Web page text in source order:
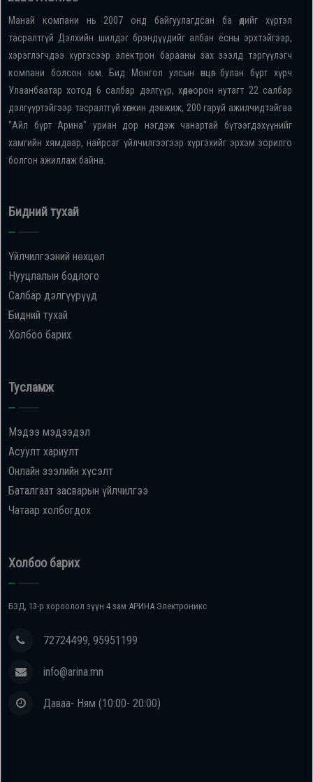
Манай компани нь 2007 онд байгуулагдсан ба өдийг хүртэл
тасралтгүй Дэлхийн шилдэг брэндүүдийг албан ёсны эрхтэйгээр,
хэрэглэгчдээ хүргэсээр электрон барааны зах зээлд тэргүүлэгч
компани болсон юм. Бид Монгол улсын өнцөг булан бүрт хүрч
Улаанбаатар хотод 6 салбар дэлгүүр, хөдөө орон нутагт 22 салбар
дэлгүүртэйгээр тасралтгүй хөгжин дэвжиж, 200 гаруй ажилчидтайгаа
"Айл бүрт Арина" уриан дор нэгдэж чанартай бүтээгдэхүүнийг
хамгийн хямдаар, найрсаг үйлчилгээгээр хүргэхийг эрхэм зорилго
болгон ажиллаж байна.
Бидний тухай
Үйлчилгээний нөхцөл
Нууцлалын бодлого
Салбар дэлгүүрүүд
Бидний тухай
Холбоо барих
Тусламж
Мэдээ мэдээдэл
Асуулт хариулт
Онлайн зээлийн хүсэлт
Баталгаат засварын үйлчилгээ
Чатаар холбогдох
Холбоо барих
БЗД, 13-р хороолол зүүн 4 зам АРИНА Электроникс
72724499, 95951199
info@arina.mn
Даваа- Ням (10:00- 20:00)